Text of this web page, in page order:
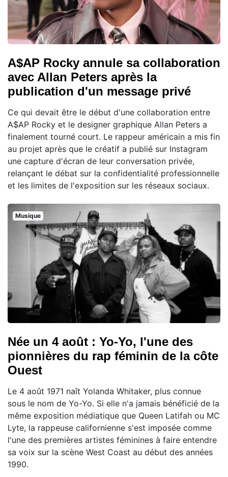
A$AP Rocky annule sa collaboration
avec Allan Peters après la
publication d'un message privé
Ce qui devait être le début d'une collaboration entre
A$AP Rocky et le designer graphique Allan Peters a
finalement tourné court. Le rappeur américain a mis fin
au projet après que le créatif a publié sur Instagram
une capture d'écran de leur conversation privée,
relançant le débat sur la confidentialité professionnelle
et les limites de l'exposition sur les réseaux sociaux.
Musique
Née un 4 août : Yo-Yo, l'une des
pionnières du rap féminin de la côte
Ouest
Le 4 août 1971 naît Yolanda Whitaker, plus connue
sous le nom de Yo-Yo. Si elle n'a jamais bénéficié de la
même exposition médiatique que Queen Latifah ou MC
Lyte, la rappeuse californienne s'est imposée comme
l'une des premières artistes féminines à faire entendre
sa voix sur la scène West Coast au début des années
1990.